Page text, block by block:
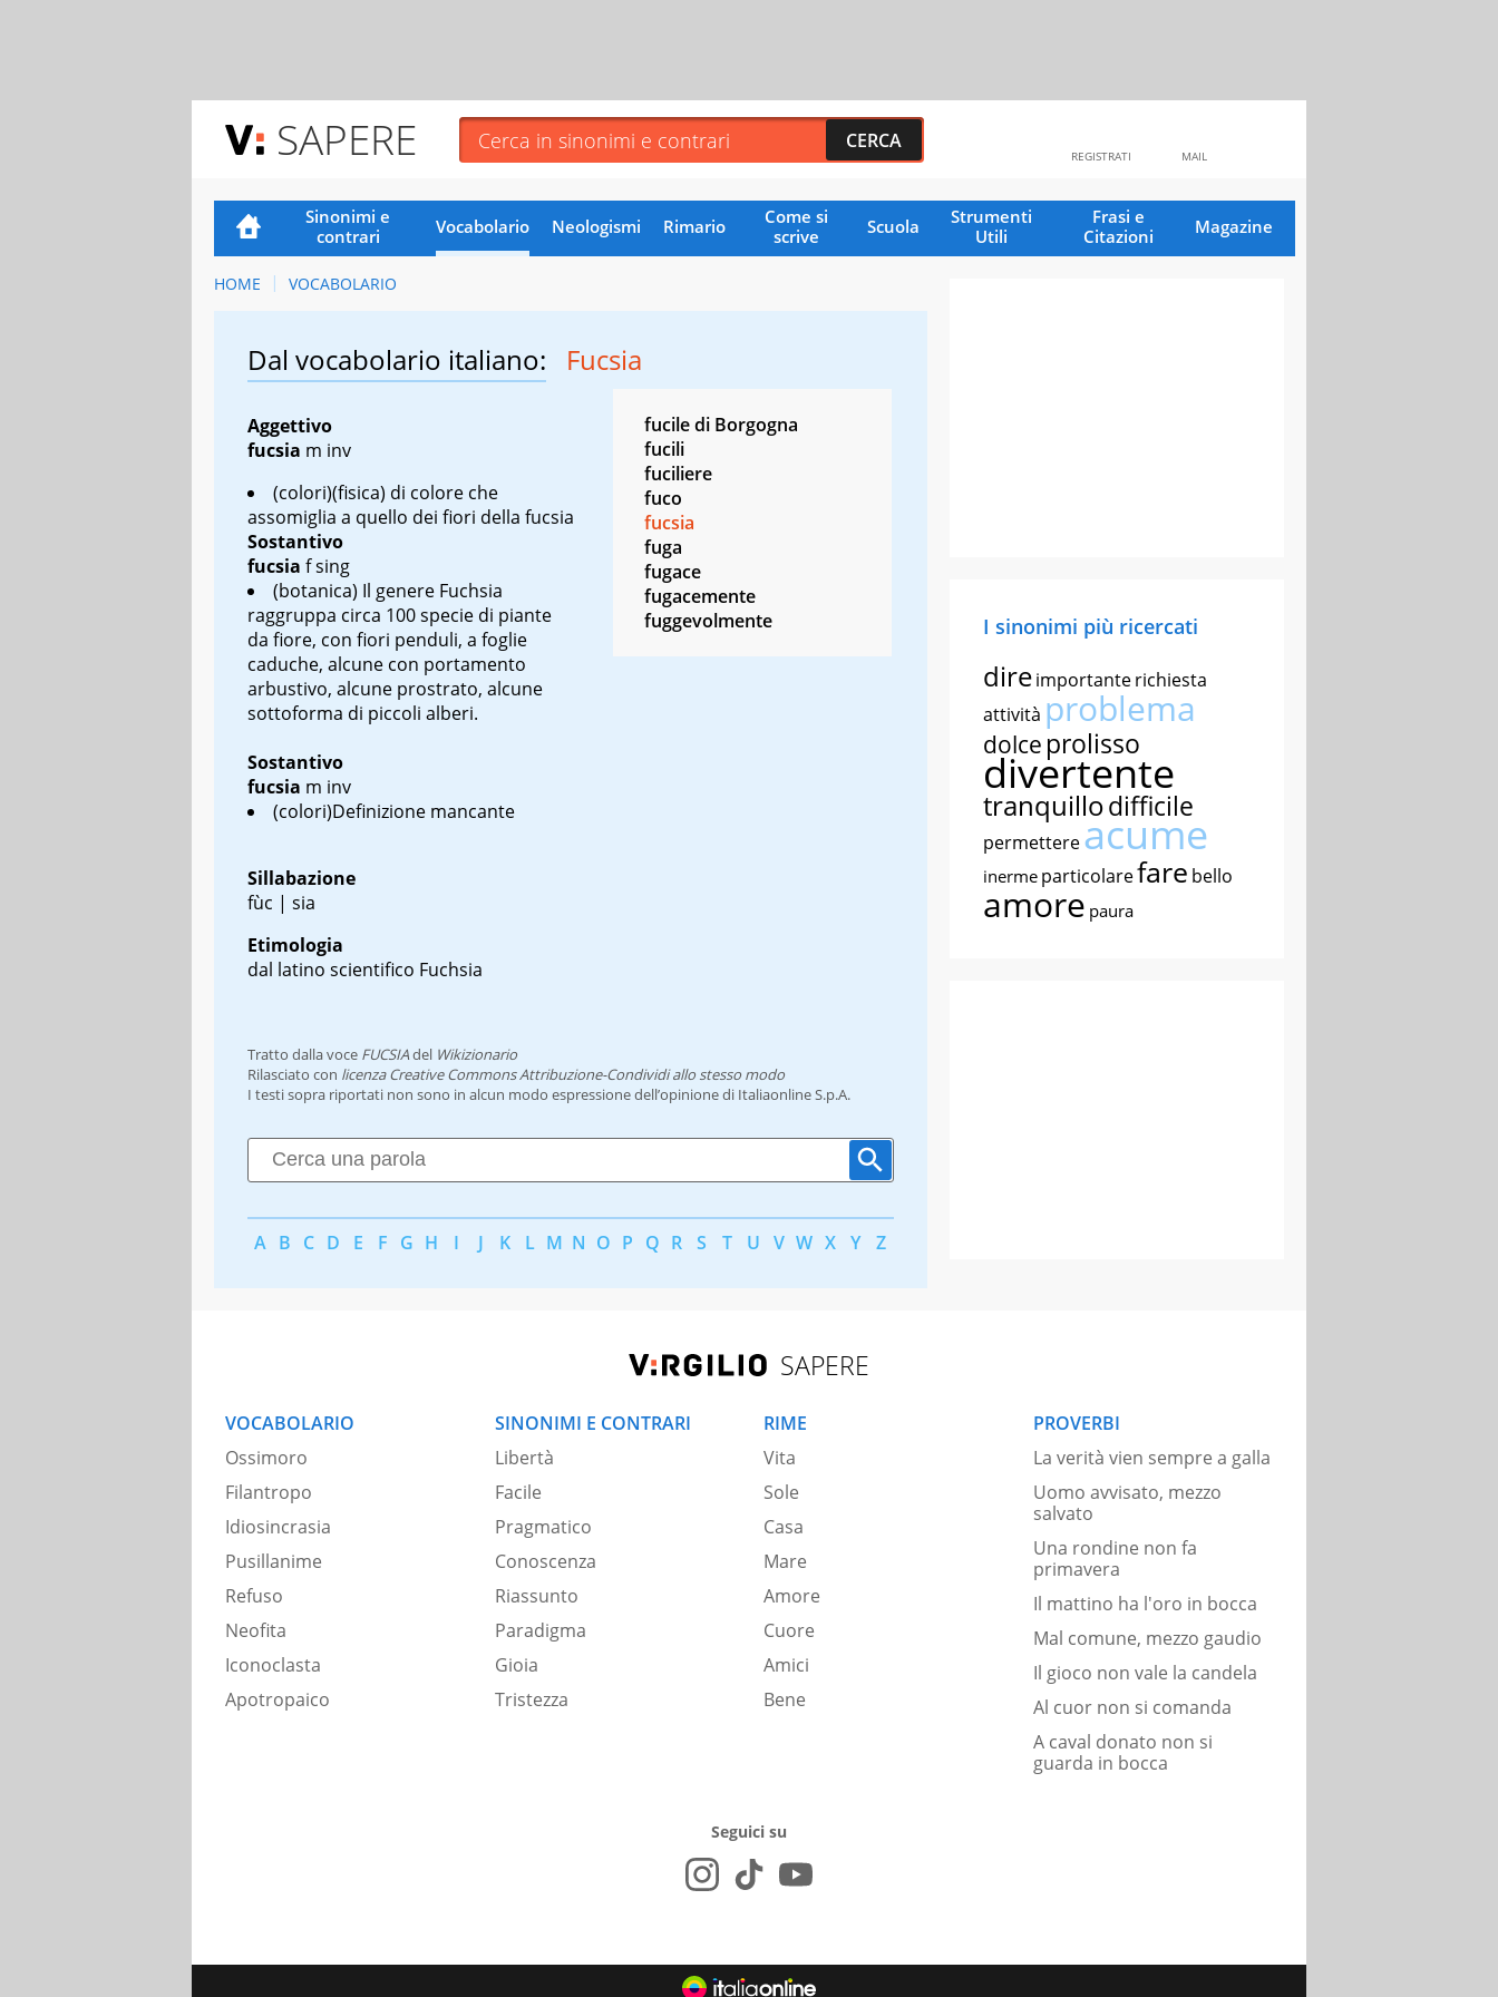
SAPERE MAIL
REGISTRATI
Sinonimi e
contrari
Vocabolario Neologismi Rimario
Come si
scrive
Scuola
Strumenti
Utili
Frasi e
Citazioni
Magazine
HOME VOCABOLARIO
Dal vocabolario italiano: Fucsia
Aggettivo
fucsia m inv
(colori)(fisica) di colore che
assomiglia a quello dei fiori della fucsia
Sostantivo
fucsia f sing
(botanica) Il genere Fuchsia
raggruppa circa 100 specie di piante
da fiore, con fiori penduli, a foglie
caduche, alcune con portamento
arbustivo, alcune prostrato, alcune
sottoforma di piccoli alberi.
Sostantivo
fucsia m inv
(colori)Definizione mancante
Sillabazione
fùc | sia
Etimologia
dal latino scientifico Fuchsia
fucile di Borgogna
fucili
fuciliere
fuco
fucsia
fuga
fugace
fugacemente
fuggevolmente
Tratto dalla voce FUCSIAdel Wikizionario
Rilasciato con licenza Creative Commons Attribuzione-Condividi allo stesso modo
I testi sopra riportati non sono in alcun modo espressione dell’opinione di Italiaonline S.p.A.
A B C D E F G H I J K L M N O P Q R S T U V W X Y Z
I sinonimi più ricercati
direimportanterichiesta
attività problema
dolce prolisso
divertente
tranquillodifficile
permettereacume
inerme particolarefare bello
amore paura
SAPERE
VOCABOLARIO
Ossimoro
Filantropo
Idiosincrasia
Pusillanime
Refuso
Neofita
Iconoclasta
Apotropaico
SINONIMI E CONTRARI
Libertà
Facile
Pragmatico
Conoscenza
Riassunto
Paradigma
Gioia
Tristezza
RIME
Vita
Sole
Casa
Mare
Amore
Cuore
Amici
Bene
PROVERBI
La verità vien sempre a galla
Uomo avvisato, mezzo
salvato
Una rondine non fa
primavera
Il mattino ha l'oro in bocca
Mal comune, mezzo gaudio
Il gioco non vale la candela
Al cuor non si comanda
A caval donato non si
guarda in bocca
Seguici su